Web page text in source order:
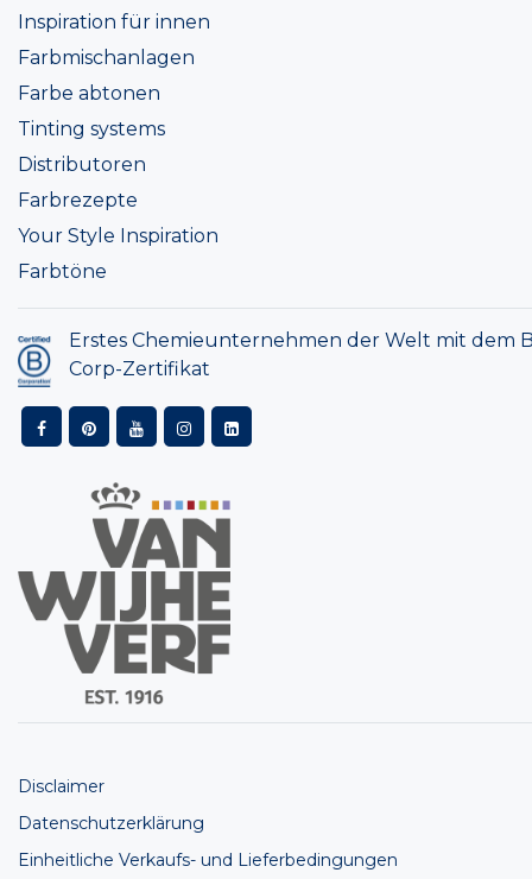
Inspiration für innen
Farbmischanlagen
Farbe abtonen
Tinting systems
Distributoren
Farbrezepte
Your Style Inspiration
Farbtöne
Erstes Chemieunternehmen der Welt mit dem
Corp-Zertifikat
Disclaimer
Datenschutzerklärung
Einheitliche Verkaufs- und Lieferbedingungen